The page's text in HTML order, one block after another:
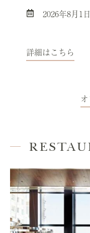
2026年8月1
詳細はこちら